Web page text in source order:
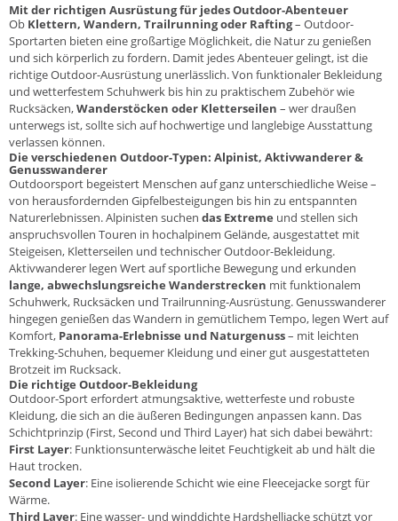
Mit der richtigen Ausrüstung für jedes Outdoor-Abenteuer
Ob Klettern, Wandern, Trailrunning oder Rafting– Outdoor-
Sportarten bieten eine großartige Möglichkeit, die Natur zu genießen
und sich körperlich zu fordern. Damit jedes Abenteuer gelingt, ist die
richtige Outdoor-Ausrüstung unerlässlich. Von funktionaler Bekleidung
und wetterfestem Schuhwerk bis hin zu praktischem Zubehör wie
Rucksäcken,Wanderstöcken oder Kletterseilen – wer draußen
unterwegs ist, sollte sich auf hochwertige und langlebige Ausstattung
verlassen können.
Die verschiedenen Outdoor-Typen: Alpinist, Aktivwanderer &
Genusswanderer
Outdoorsport begeistert Menschen auf ganz unterschiedliche Weise –
von herausfordernden Gipfelbesteigungen bis hin zu entspannten
Naturerlebnissen.Alpinisten suchen das Extreme und stellen sich
anspruchsvollen Touren in hochalpinem Gelände, ausgestattet mit
Steigeisen, Kletterseilen und technischer Outdoor-Bekleidung.
Aktivwanderer legen Wert auf sportliche Bewegung und erkunden
lange, abwechslungsreiche Wanderstrecken mit funktionalem
Schuhwerk, Rucksäcken und Trailrunning-Ausrüstung.Genusswanderer
hingegen genießen das Wandern in gemütlichem Tempo, legen Wert auf
Komfort, Panorama-Erlebnisse und Naturgenuss– mit leichten
Trekking-Schuhen, bequemer Kleidung und einer gut ausgestatteten
Brotzeit im Rucksack.
Die richtige Outdoor-Bekleidung
Outdoor-Sport erfordert atmungsaktive, wetterfeste und robuste
Kleidung, die sich an die äußeren Bedingungen anpassen kann. Das
Schichtprinzip (First, Second und Third Layer) hat sich dabei bewährt:
First Layer: Funktionsunterwäsche leitet Feuchtigkeit ab und hält die
Haut trocken.
Second Layer: Eine isolierende Schicht wie eine Fleecejacke sorgt für
Wärme.
Third Layer: Eine wasser- und winddichte Hardshelljacke schützt vor